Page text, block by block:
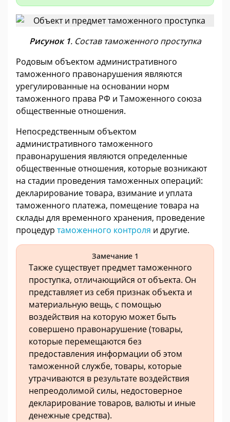
Рисунок 1. Состав таможенного проступка
Родовым объектом административного
таможенного правонарушения являются
урегулированные на основании норм
таможенного права РФ и Таможенного союза
общественные отношения.
Непосредственным объектом
административного таможенного
правонарушения являются определенные
общественные отношения, которые возникают
на стадии проведения таможенных операций:
декларирование товара, взимание и уплата
таможенного платежа, помещение товара на
склады для временного хранения, проведение
процедур таможенного контроля и другие.
Замечание 1
Также существует предмет таможенного
проступка, отличающийся от объекта. Он
представляет из себя признак объекта и
материальную вещь, с помощью
воздействия на которую может быть
совершено правонарушение (товары,
которые перемещаются без
предоставления информации об этом
таможенной службе, товары, которые
утрачиваются в результате воздействия
непреодолимой силы, недостоверное
декларирование товаров, валюты и иные
денежные средства).